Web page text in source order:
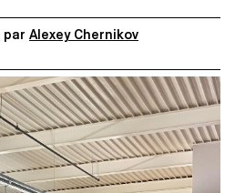
par Alexey Chernikov